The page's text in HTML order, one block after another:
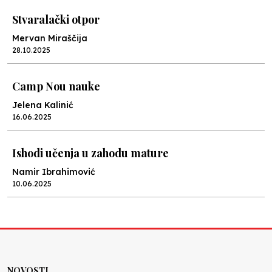
Stvaralački otpor
Mervan Miraščija
28.10.2025
Camp Nou nauke
Jelena Kalinić
16.06.2025
Ishodi učenja u zahodu mature
Namir Ibrahimović
10.06.2025